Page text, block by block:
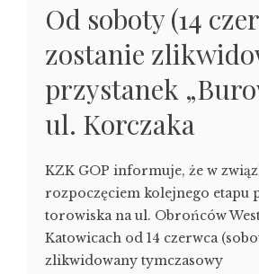
Od soboty (14
zostanie
przystanek
ul. Korczaka
KZK GOP informuje, że w
rozpoczęciem kolejnego etapu
torowiska na ul. Obrońców
Katowicach od 14 czerwca
zlikwidowany tymczasowy